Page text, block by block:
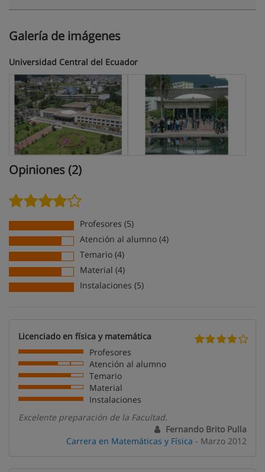
Galería de imágenes
Universidad Central del Ecuador
Opiniones (2)
Profesores (5)
Atención al alumno (4)
Temario (4)
Material (4)
Instalaciones (5)
Licenciado en física y matemática
Profesores
Atención al alumno
Temario
Material
Instalaciones
Excelente preparación de la Facultad.
Fernando Brito Pulla
Carrera en Matemáticas y Física - Marzo 2012